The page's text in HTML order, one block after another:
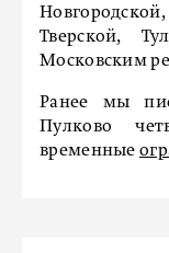
Тверской,
Московским
Ранее мы
Пулково
временные